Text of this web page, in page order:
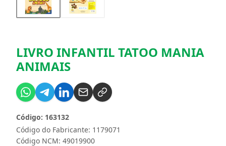
LIVRO INFANTIL TATOO MANIA
ANIMAIS
Código do Fabricante: 1179071
Código: 163132
Código NCM: 49019900